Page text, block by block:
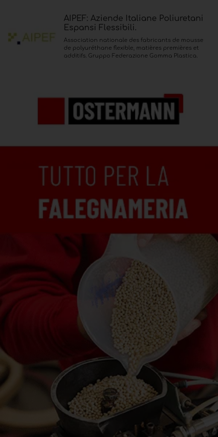
AIPEF: Aziende Italiane Poliuretani
Espansi Flessibili.
Association nationale des fabricants de mousse
de polyuréthane flexible, matières premières et
additifs. Gruppo Federazione Gomma Plastica.